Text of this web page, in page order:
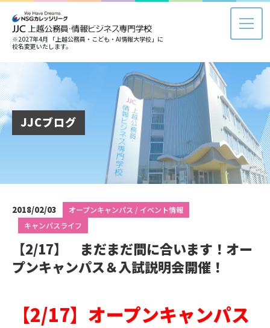
※2027年4月 「上越公務員・こども・AI情報大学校」に
校名変更いたします。
JJCブログ
2018/02/03
オープンキャンパス / イベント情報
キャンパスライフ
【2/17】 まだまだ間に合います！オー
プンキャンパス＆入試説明会開催！
【2/17】オープンキャンパス